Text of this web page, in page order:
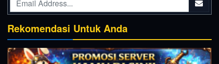
Rekomendasi Untuk Anda